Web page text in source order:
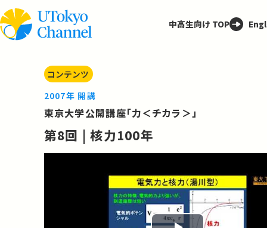
中高生向け TOP
コンテンツ
2007年 開講
東京大学公開講座「力＜チカラ＞」
第8回 | 核力100年